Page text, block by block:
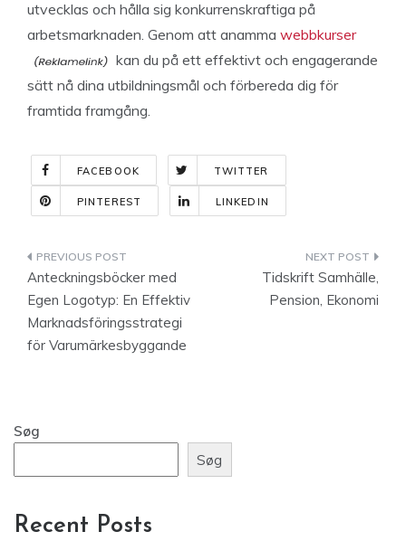
utvecklas och hålla sig konkurrenskraftiga på
arbetsmarknaden. Genom att anamma webbkurser
kan du på ett effektivt och engagerande
sätt nå dina utbildningsmål och förbereda dig för
framtida framgång.
FACEBOOK TWITTER
PINTEREST LINKEDIN
Indlægsnavigation
Anteckningsböcker med
Egen Logotyp: En Effektiv
Marknadsföringsstrategi
för Varumärkesbyggande
Tidskrift Samhälle,
Pension, Ekonomi
Søg
Søg
Recent Posts